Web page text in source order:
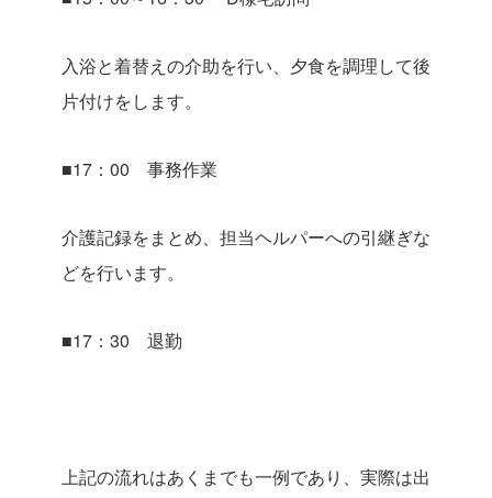
入浴と着替えの介助を行い、夕食を調理して後
片付けをします。
■17：00 事務作業
介護記録をまとめ、担当ヘルパーへの引継ぎな
どを行います。
■17：30 退勤
上記の流れはあくまでも一例であり、実際は出